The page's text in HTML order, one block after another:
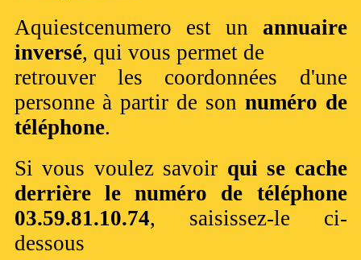
Aquiestcenumero est un annuaire
inversé, qui vous permet de
retrouver les coordonnées d'une
personne à partir de son numéro de
téléphone.
Si vous voulez savoir qui se cache
derrière le numéro de téléphone
03.59.81.10.74, saisissez-le ci-
dessous